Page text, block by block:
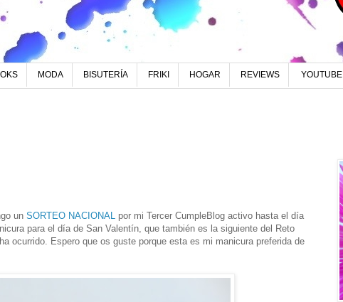
MODA BISUTERÍA FRIKI HOGAR REVIEWS YOUTUBE
un SORTEO NACIONAL por mi Tercer CumpleBlog activo hasta el día
para el día de San Valentín, que también es la siguiente del Reto
ocurrido. Espero que os guste porque esta es mi manicura preferida de